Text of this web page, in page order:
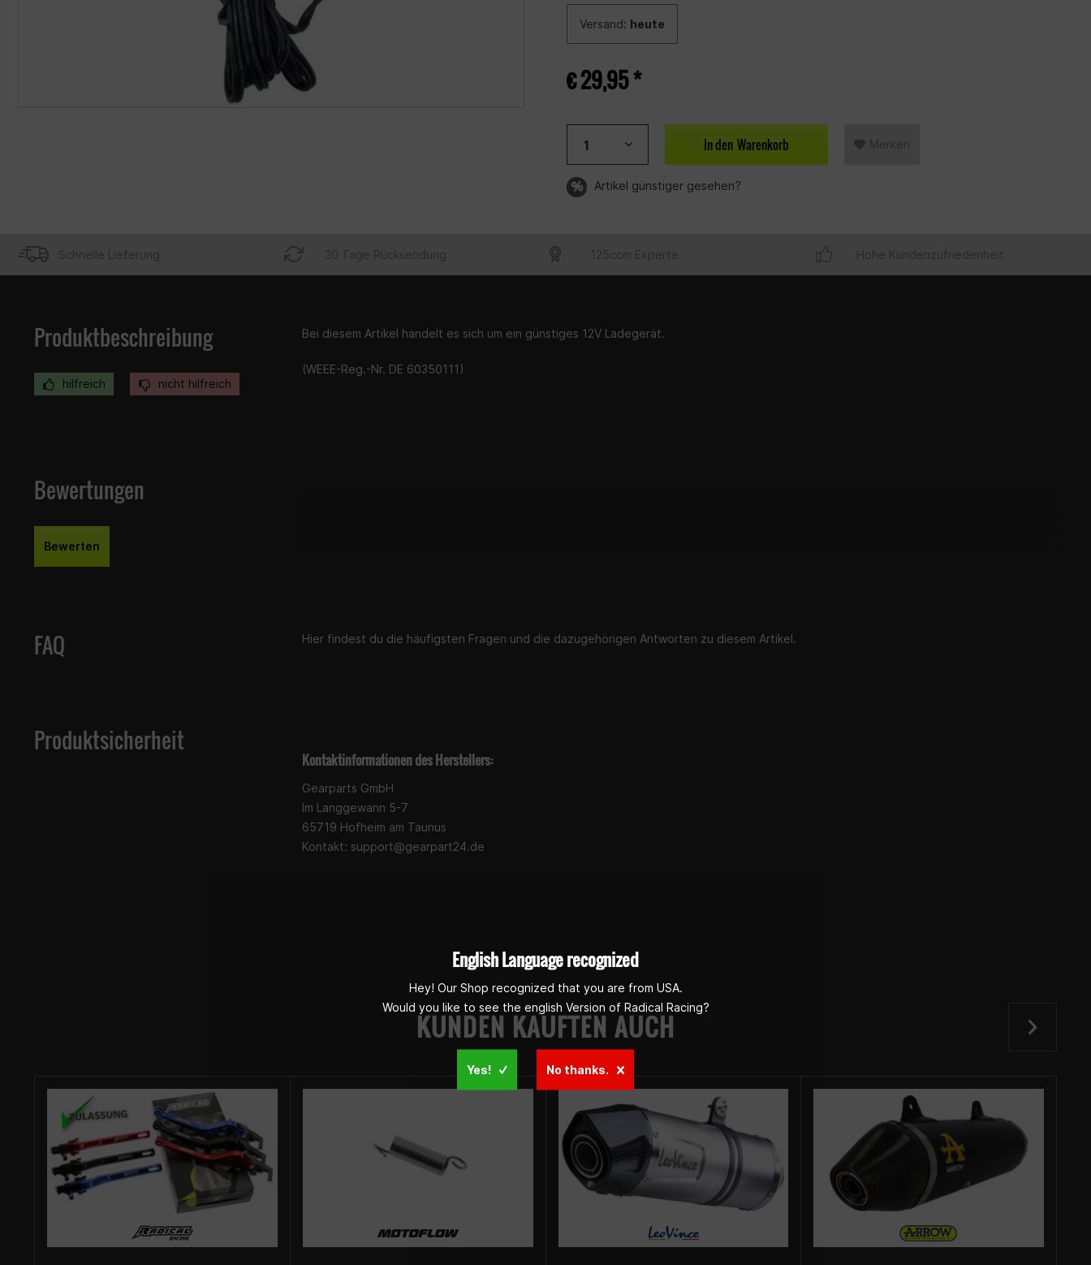
Versand: heute
€ 29,95 *
In den Warenkorb Merken
Artikel günstiger gesehen?
Schnelle Lieferung 30 Tage Rücksendung 125ccm Experte Hohe Kundenzufriedenheit
Produktbeschreibung
hilfreich nicht hilfreich
Bei diesem Artikel handelt es sich um ein günstiges 12V Ladegerät.
(WEEE-Reg.-Nr. DE 60350111)
Bewertungen
Bewerten
FAQ Hier findest du die häufigsten Fragen und die dazugehörigen Antworten zu diesem Artikel.
Produktsicherheit
Kontaktinformationen des Herstellers:
Gearparts GmbH
Im Langgewann 5-7
65719 Hofheim am Taunus
Kontakt: support@gearpart24.de
KUNDEN KAUFTEN AUCH
English Language recognized
Hey! Our Shop recognized that you are from USA.
Would you like to see the english Version of Radical Racing?
Yes! No thanks.